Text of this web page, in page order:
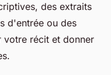
des extraits
d'entrée ou des
votre récit et donner